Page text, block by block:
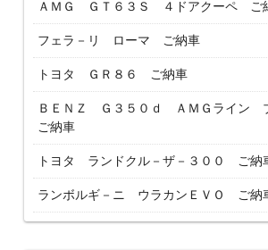
ＡＭＧ ＧＴ６３Ｓ ４ドアクーペ ご
フェラ－リ ローマ ご納車
トヨタ ＧＲ８６ ご納車
ＢＥＮＺ Ｇ３５０ｄ ＡＭＧライン
ご納車
トヨタ ランドクル－ザ－３００ ご納
ランボルギ－ニ ウラカンＥＶＯ ご納